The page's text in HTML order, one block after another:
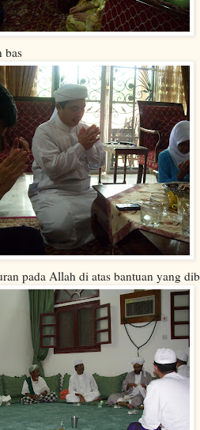
bas
pada Allah di atas bantuan yang